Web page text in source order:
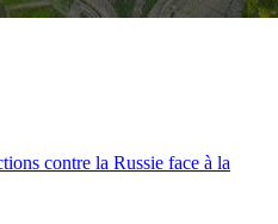
contre la Russie face à la